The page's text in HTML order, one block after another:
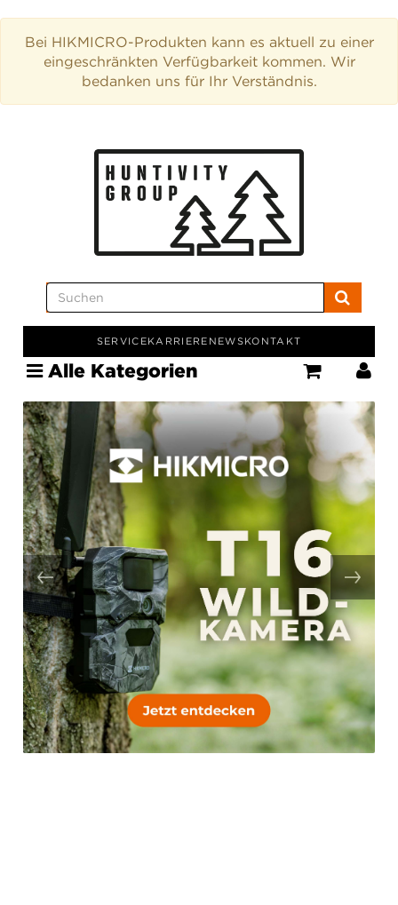
Bei HIKMICRO-Produkten kann es aktuell zu einer
eingeschränkten Verfügbarkeit kommen. Wir
bedanken uns für Ihr Verständnis.
SERVICEKARRIERE NEWSKONTAKT
Alle Kategorien